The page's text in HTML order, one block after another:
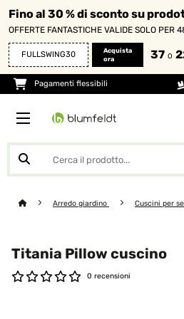
Fino al 30 % di sconto su
OFFERTE FANTASTICHE VALIDE SOLO PER
FULLSWING30
Acquista
ora
37 O
Pagamenti flessibili
Arredo giardino Cuscini per
Titania Pillow cuscino
0 recensioni